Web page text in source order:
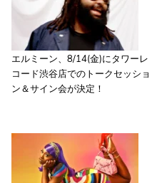
エルミーン、8/14(金)にタワーレ
コード渋谷店でのトークセッショ
ン＆サイン会が決定！